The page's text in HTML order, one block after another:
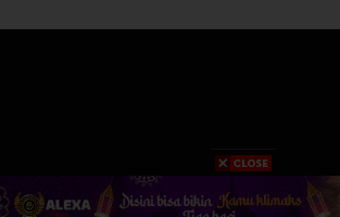
COPYRIGHT 2019. RUMAHPERJAKA